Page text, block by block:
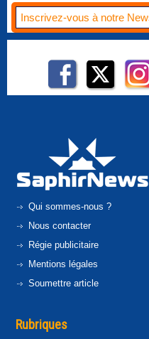
Qui sommes-nous ?
Nous contacter
Régie publicitaire
Mentions légales
Soumettre article
Rubriques